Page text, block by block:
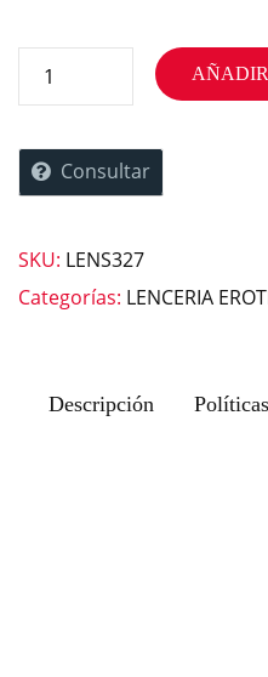
Consultar
SKU: LENS327
Categorías: LENCERIA
Descripción